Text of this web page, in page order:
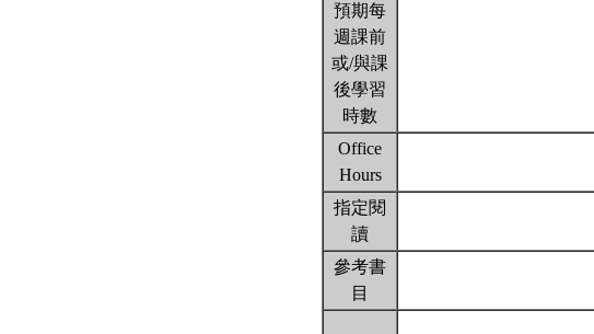
預期每
週課前
或/與課
後學習
時數
Office
Hours
指定閱
讀
參考書
目